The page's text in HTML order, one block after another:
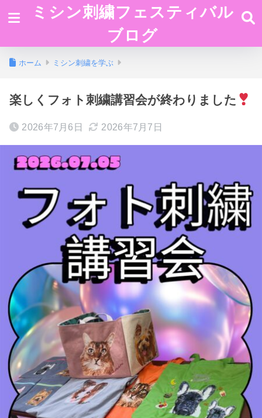
ミシン刺繍フェスティバル
ブログ
ホーム ミシン刺繍を学ぶ
楽しくフォト刺繍講習会が終わりました
2026年7月6日 2026年7月7日